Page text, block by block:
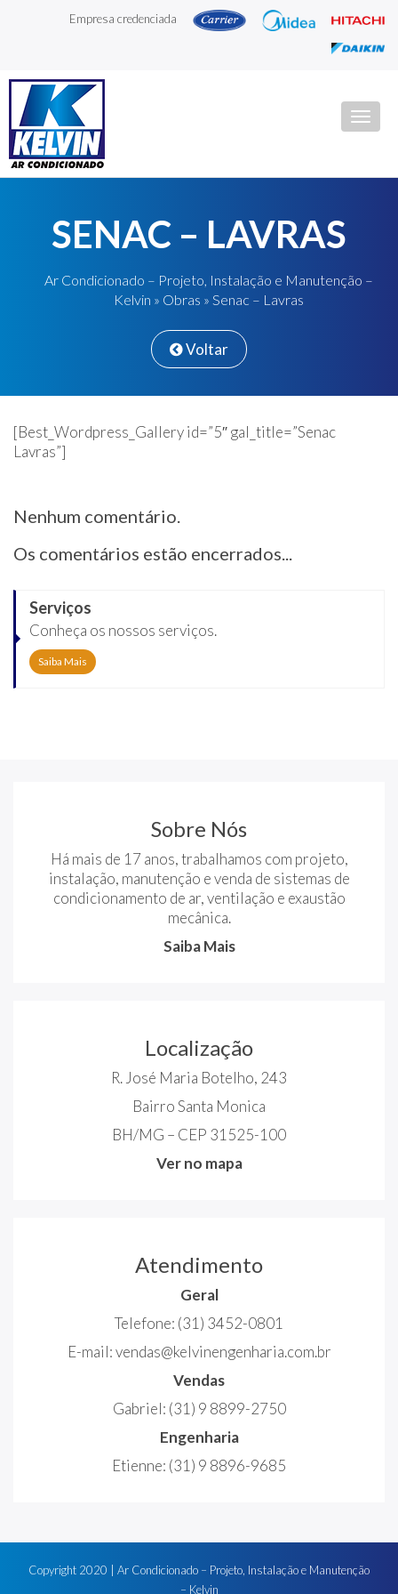
Empresa credenciada
SENAC – LAVRAS
Ar Condicionado – Projeto, Instalação e Manutenção –
Kelvin » Obras » Senac – Lavras
Voltar
[Best_Wordpress_Gallery id=”5″ gal_title=”Senac
Lavras”]
Nenhum comentário.
Os comentários estão encerrados...
Serviços
Conheça os nossos serviços.
Saiba Mais
Sobre Nós
Há mais de 17 anos, trabalhamos com projeto,
instalação, manutenção e venda de sistemas de
condicionamento de ar, ventilação e exaustão
mecânica.
Saiba Mais
Localização
R. José Maria Botelho, 243
Bairro Santa Monica
BH/MG – CEP 31525-100
Ver no mapa
Atendimento
Geral
Telefone: (31) 3452-0801
E-mail:vendas@kelvinengenharia.com.br
Vendas
Gabriel: (31) 9 8899-2750
Engenharia
Etienne: (31) 9 8896-9685
Copyright 2020 | Ar Condicionado – Projeto, Instalação e Manutenção
– Kelvin